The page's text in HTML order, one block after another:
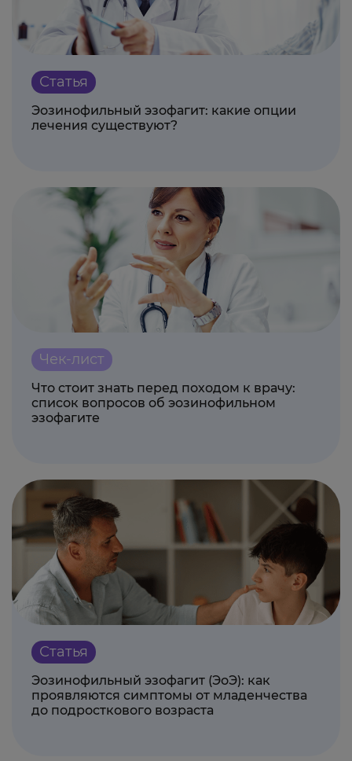
Статья
Эозинофильный эзофагит: какие опции
лечения существуют?
Чек-лист
Что стоит знать перед походом к врачу:
список вопросов об эозинофильном
эзофагите
Статья
Эозинофильный эзофагит (ЭоЭ): как
проявляются симптомы от младенчества
до подросткового возраста